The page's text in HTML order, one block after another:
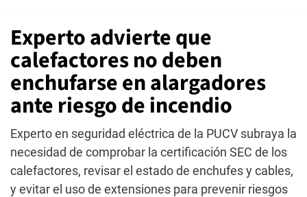
Experto advierte que
calefactores no deben
enchufarse en alargadores
ante riesgo de incendio
Experto en seguridad eléctrica de la PUCV subraya la
necesidad de comprobar la certificación SEC de los
calefactores, revisar el estado de enchufes y cables,
y evitar el uso de extensiones para prevenir riesgos